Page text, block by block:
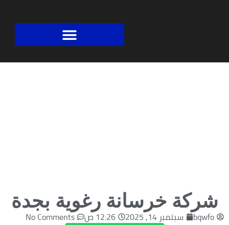
شركة خرسانة رغوية بجدة
bqwfo سبتمبر 14, 2025 12:26 ص No Comments